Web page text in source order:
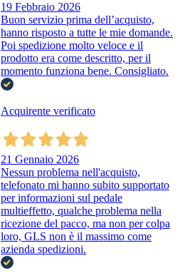
19 Febbraio 2026
Buon servizio prima dell’acquisto,
hanno risposto a tutte le mie domande.
Poi spedizione molto veloce e il
prodotto era come descritto, per il
momento funziona bene. Consigliato.
Acquirente verificato
21 Gennaio 2026
Nessun problema nell'acquisto,
telefonato mi hanno subito supportato
per informazioni sul pedale
multieffetto, qualche problema nella
ricezione del pacco, ma non per colpa
loro, GLS non è il massimo come
azienda spedizioni.